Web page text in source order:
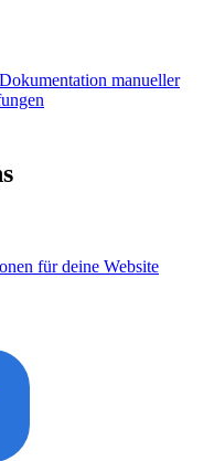
manueller
für deine Website